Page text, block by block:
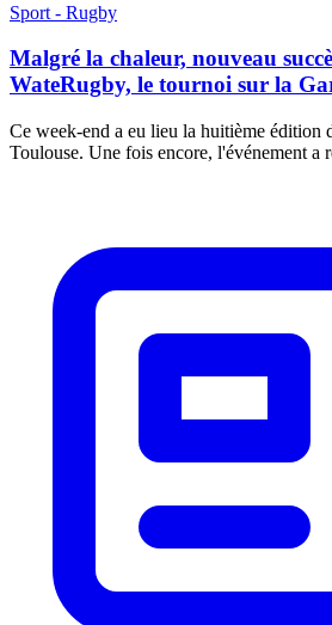
Sport - Rugby
Malgré la chaleur, nouveau
WateRugby, le tournoi sur la
Ce week-end a eu lieu la huitième édition
Toulouse. Une fois encore, l'événement a